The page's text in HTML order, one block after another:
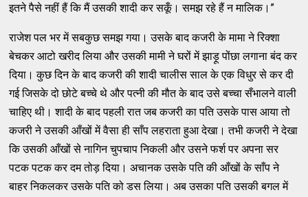
इतने पैसे नहीं हैं कि मैं उसकी शादी कर सकूँ। समझ रहे हैं न मालिक।”
राजेश पल भर में सबकुछ समझ गया। उसके बाद कजरी के मामा ने रिक्शा
बेचकर आटो खरीद लिया और उसकी मामी ने घरों में झाड़ू पोंछा लगाना बंद कर
दिया। कुछ दिन के बाद कजरी की शादी चालीस साल के एक विधुर से कर दी
गई जिसके दो छोटे बच्चे थे और पत्नी की मौत के बाद उसे बच्चा सँभालने वाली
चाहिए थी। शादी के बाद पहली रात जब कजरी का पति उसके पास आया तो
कजरी ने उसकी आँखों में वैसा ही साँप लहराता हुआ देखा। तभी कजरी ने देखा
कि उसकी आँखों से नागिन चुपचाप निकली और उसने फर्श पर अपना सर
पटक पटक कर दम तोड़ दिया। अचानक उसके पति की आँखों के साँप ने
बाहर निकलकर उसके पति को डस लिया। अब उसका पति उसकी बगल में